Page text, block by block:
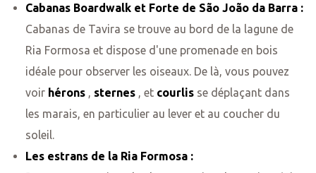
Cabanas Boardwalk et Forte de São João da Barra :
Cabanas de Tavira se trouve au bord de la lagune de
Ria Formosa et dispose d'une promenade en bois
idéale pour observer les oiseaux. De là, vous pouvez
voir hérons, sternes, et courlisse déplaçant dans
les marais, en particulier au lever et au coucher du
soleil.
Les estrans de la Ria Formosa :